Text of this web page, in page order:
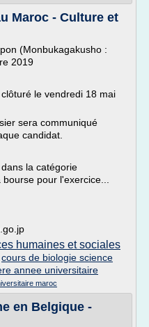
Maroc - Culture et
(Monbukagakusho :
2019
le vendredi 18 mai
sera communiqué
candidat.
la catégorie
pour l'exercice...
humaines et sociales
cours de biologie science
annee universitaire
maroc
en Belgique -